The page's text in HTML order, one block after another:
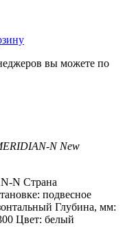
вы можете по
N New
N Страна
подвесное
Глубина, мм:
Цвет: белый